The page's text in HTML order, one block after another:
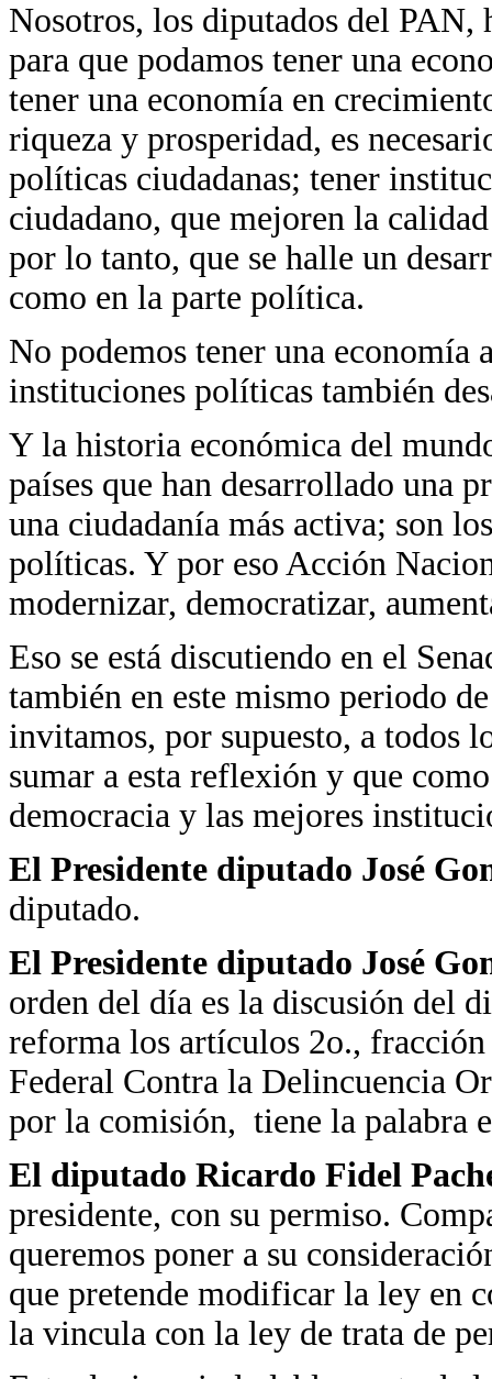
Nosotros, los diputados del PAN,
para que podamos tener una
tener una economía en
riqueza y prosperidad, es
políticas ciudadanas; tener
ciudadano, que mejoren la
por lo tanto, que se halle un
como en la parte política.
No podemos tener una economía
instituciones políticas también
Y la historia económica del
países que han desarrollado una
una ciudadanía más activa; son
políticas. Y por eso Acción
modernizar, democratizar,
Eso se está discutiendo en el
también en este mismo periodo
invitamos, por supuesto, a todos
sumar a esta reflexión y que
democracia y las mejores
El Presidente diputado José
diputado.
El Presidente diputado José
orden del día es la discusión del
reforma los artículos 2o.,
Federal Contra la Delincuencia
por la comisión, tiene la palabra
El diputado Ricardo Fidel
presidente, con su permiso.
queremos poner a su
que pretende modificar la ley en
la vincula con la ley de trata de